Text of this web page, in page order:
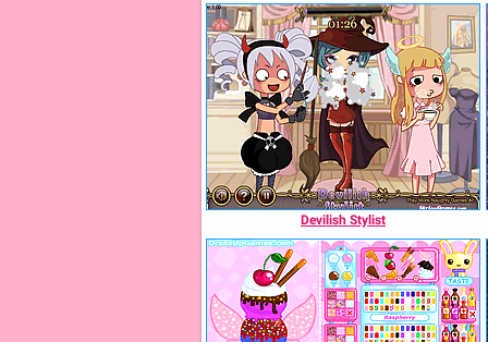
Devilish Stylist